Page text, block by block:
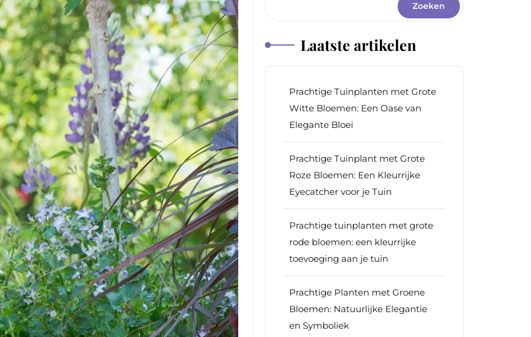
Zoeken
Laatste artikelen
Prachtige Tuinplanten met Grote
Witte Bloemen: Een Oase van
Elegante Bloei
Prachtige Tuinplant met Grote
Roze Bloemen: Een Kleurrijke
Eyecatcher voor je Tuin
Prachtige tuinplanten met grote
rode bloemen: een kleurrijke
toevoeging aan je tuin
Prachtige Planten met Groene
Bloemen: Natuurlijke Elegantie
en Symboliek